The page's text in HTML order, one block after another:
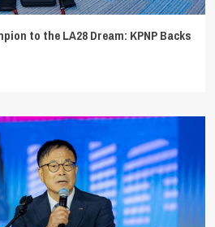
to the LA28 Dream: KPNP Backs